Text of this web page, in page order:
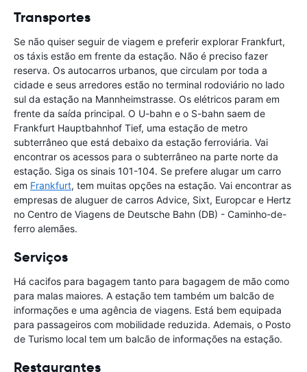
Transportes
Se não quiser seguir de viagem e preferir explorar Frankfurt,
os táxis estão em frente da estação. Não é preciso fazer
reserva. Os autocarros urbanos, que circulam por toda a
cidade e seus arredores estão no terminal rodoviário no lado
sul da estação na Mannheimstrasse. Os elétricos param em
frente da saída principal. O U-bahn e o S-bahn saem de
Frankfurt Hauptbahnhof Tief, uma estação de metro
subterrâneo que está debaixo da estação ferroviária. Vai
encontrar os acessos para o subterrâneo na parte norte da
estação. Siga os sinais 101-104. Se prefere alugar um carro
em Frankfurt, tem muitas opções na estação. Vai encontrar as
empresas de aluguer de carros Advice, Sixt, Europcar e Hertz
no Centro de Viagens de Deutsche Bahn (DB) - Caminho-de-
ferro alemães.
Serviços
Há cacifos para bagagem tanto para bagagem de mão como
para malas maiores. A estação tem também um balcão de
informações e uma agência de viagens. Está bem equipada
para passageiros com mobilidade reduzida. Ademais, o Posto
de Turismo local tem um balcão de informações na estação.
Restaurantes